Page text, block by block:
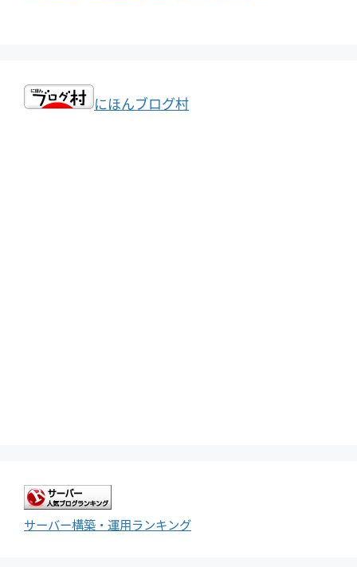
にほんブログ村
サーバー構築・運用ランキング